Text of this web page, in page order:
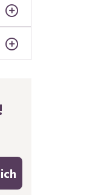
!